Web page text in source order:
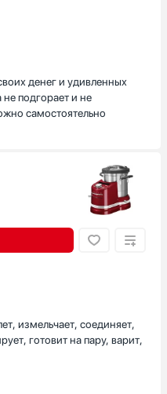
денег и удивленных
не подгорает и не
самостоятельно
измельчает, соединяет,
готовит на пару, варит,